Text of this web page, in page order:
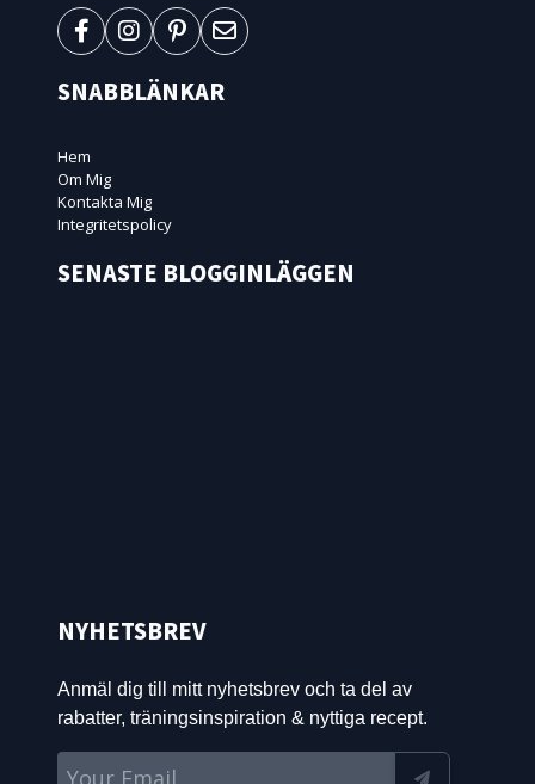
SNABBLÄNKAR
Hem
Om Mig
Kontakta Mig
Integritetspolicy
SENASTE BLOGGINLÄGGEN
NYHETSBREV
Anmäl dig till mitt nyhetsbrev och ta del av
rabatter, träningsinspiration & nyttiga recept.